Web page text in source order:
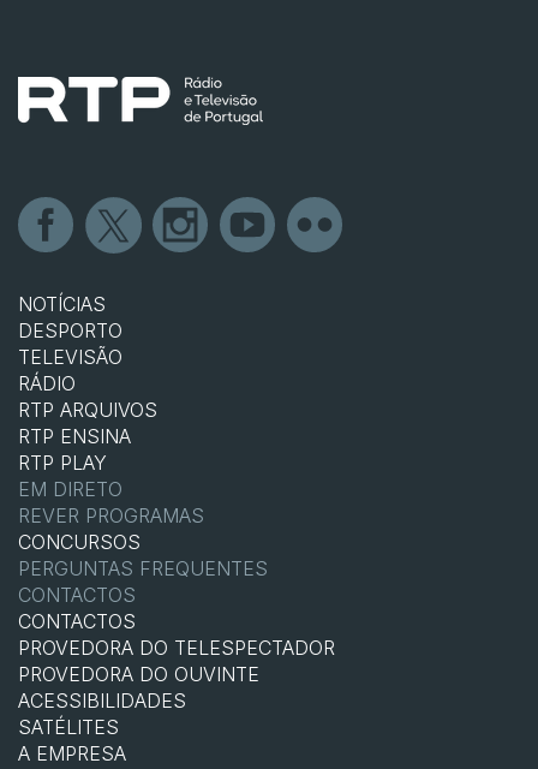
NOTÍCIAS
DESPORTO
TELEVISÃO
RÁDIO
RTP ARQUIVOS
RTP ENSINA
RTP PLAY
EM DIRETO
REVER PROGRAMAS
CONCURSOS
PERGUNTAS FREQUENTES
CONTACTOS
CONTACTOS
PROVEDORA DO TELESPECTADOR
PROVEDORA DO OUVINTE
ACESSIBILIDADES
SATÉLITES
A EMPRESA